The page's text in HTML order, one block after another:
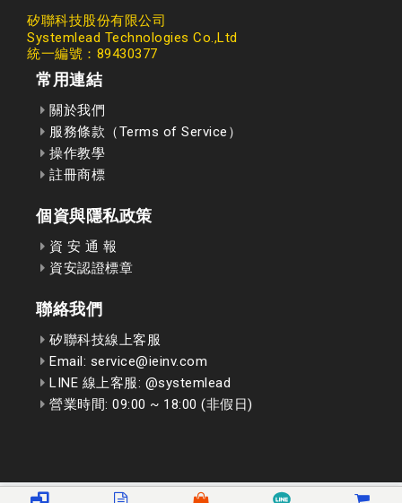
矽聯科技股份有限公司
Systemlead Technologies Co.,Ltd
統一編號：89430377
常用連結
關於我們
服務條款（Terms of Service）
操作教學
註冊商標
個資與隱私政策
資 安 通 報
資安認證標章
聯絡我們
矽聯科技線上客服
Email: service@ieinv.com
LINE 線上客服: @systemlead
營業時間: 09:00 ~ 18:00 (非假日)